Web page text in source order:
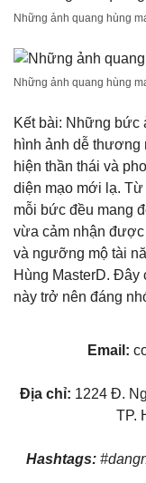
Những ảnh quang hùng
Những ảnh quang hùng
Kết bài: Những bức
hình ảnh dễ thương
hiện thần thái và
diện mạo mới lạ.
mỗi bức đều mang
vừa cảm nhận
và ngưỡng mộ tài
Hùng MasterD. Đây
này trở nên đáng
Email:
Địa chỉ: 1224 Đ.
TP.
Hashtags: